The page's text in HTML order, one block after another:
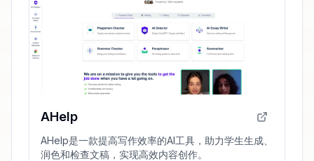
AHelp
AHelp是一款提高写作效率的AI工具，助力学生生成、
润色和检查文稿，实现高效内容创作。